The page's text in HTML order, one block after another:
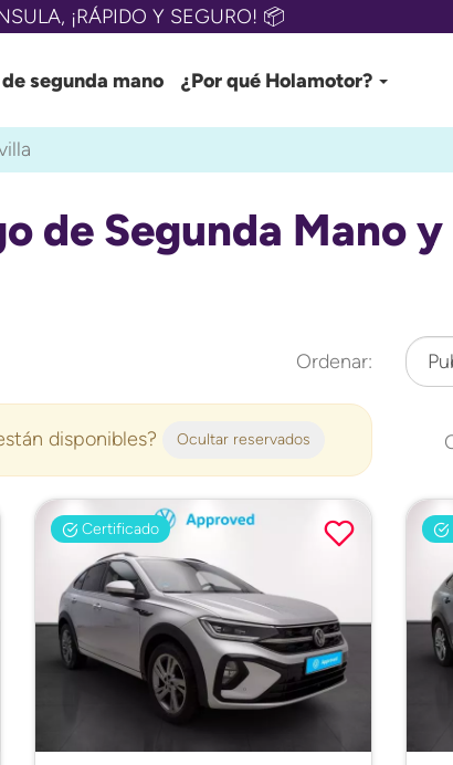
¡RÁPIDO Y SEGURO! 📦
segunda mano ¿Por qué Holamotor?
de Segunda Mano
Ordenar:
disponibles? Ocultar reservados
Certificado